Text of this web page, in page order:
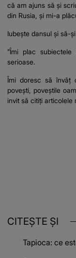
că am ajuns să și
din Rusia, și mi-a
Iubește dansul și să-
”Îmi plac
serioase.
Îmi doresc să învăț
povești, poveștile
invit să citiți articolele
CITEȘTE ȘI
Tapioca: ce